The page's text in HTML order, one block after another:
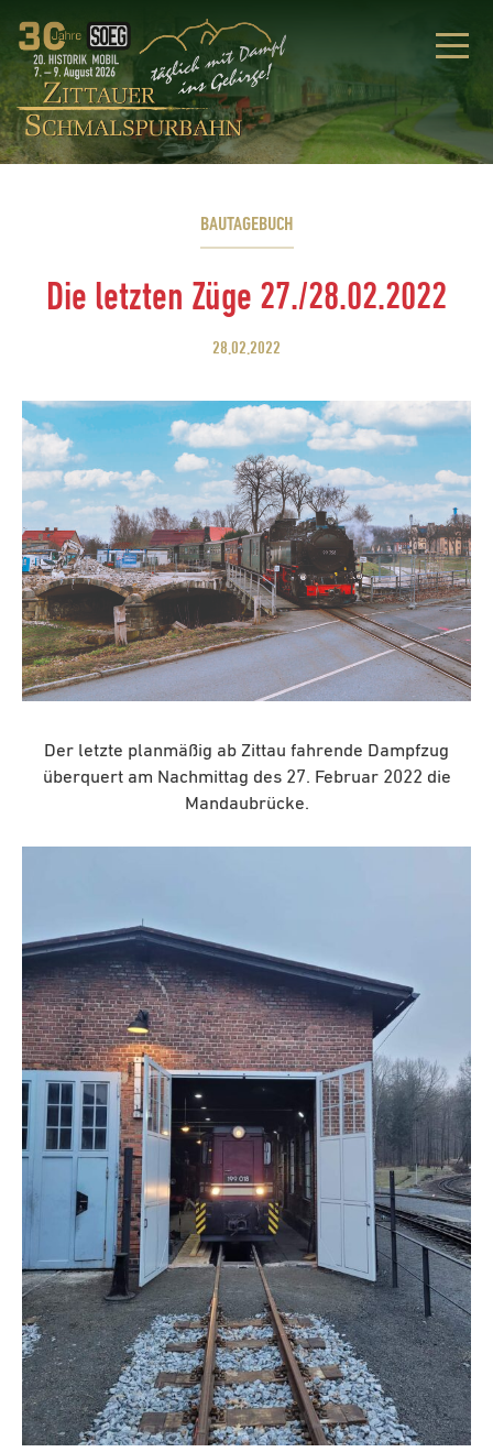
BAUTAGEBUCH
Die letzten Züge 27./28.02.2022
28.02.2022
Der letzte planmäßig ab Zittau fahrende Dampfzug
überquert am Nachmittag des 27. Februar 2022 die
Mandaubrücke.